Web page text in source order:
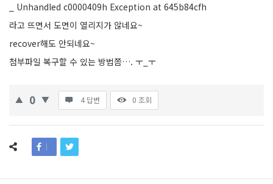
_ Unhandled c0000409h Exception at 645b84cfh
라고 뜨면서 도면이 열리지가 않네요~
recover해도 안되네요~
첨부파일 복구할 수 있는 방법쫌…. ㅜ_ㅜ
0 4 답변 0 조회